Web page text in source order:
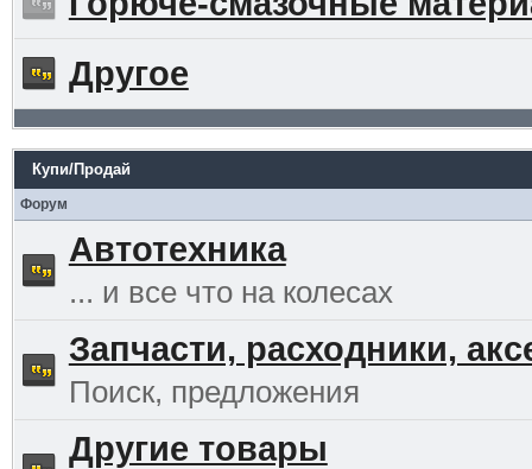
Другое
Купи/Продай
Форум
Автотехника
... и все что на колесах
Запчасти, расходники,
Поиск, предложения
Другие товары